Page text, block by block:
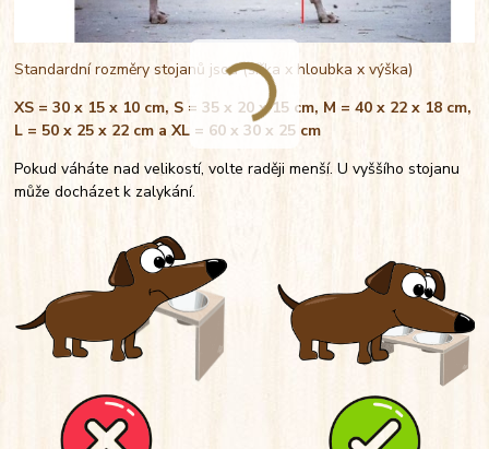
Standardní rozměry stojanů jsou (šířka x hloubka x výška)
XS = 30 x 15 x 10 cm, S = 35 x 20 x 15 cm, M = 40 x 22 x 18 cm,
L = 50 x 25 x 22 cm a XL = 60 x 30 x 25 cm
Pokud váháte nad velikostí, volte raději menší. U vyššího stojanu
může docházet k zalykání.